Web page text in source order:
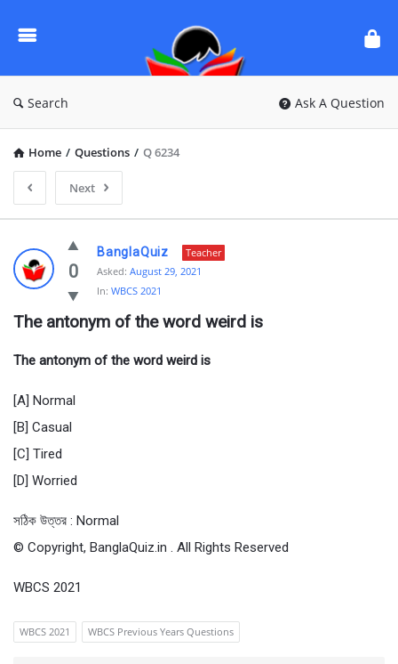
Questions
Search Ask A Question
Home / Questions / Q 6234
Next
Ask
Questions
BanglaQuiz
Latest
0
BanglaQuiz
Teacher
Asked: August 29, 2021
In: WBCS 2021
The antonym of the word weird is
The antonym of the word weird is
[A] Normal
[B] Casual
[C] Tired
[D] Worried
সঠিক উত্তর : Normal
© Copyright, BanglaQuiz.in . All Rights Reserved
WBCS 2021
WBCS 2021 WBCS Previous Years Questions